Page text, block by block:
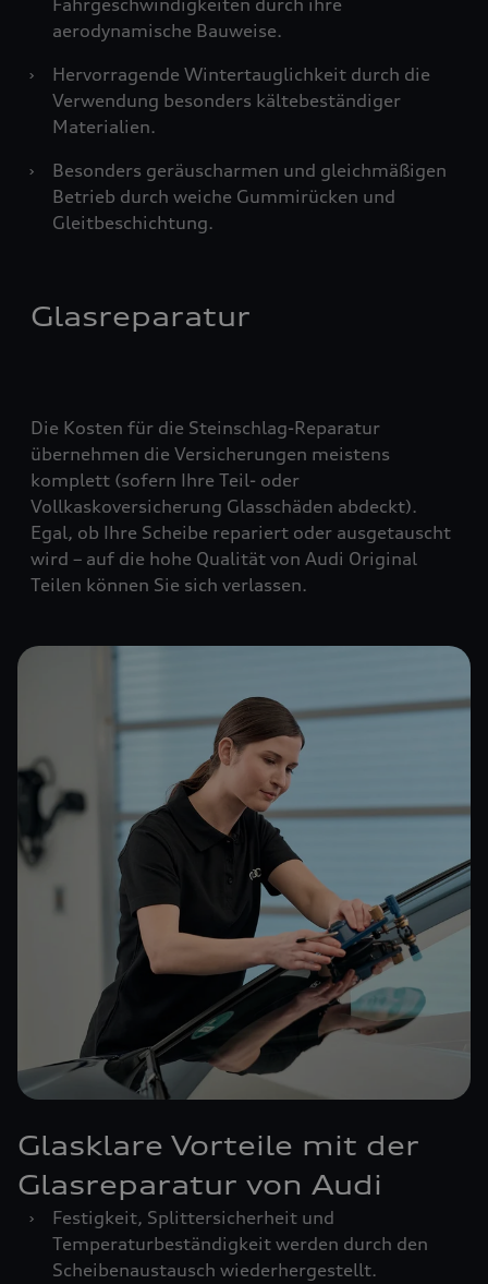
Fahrgeschwindigkeiten durch ihre
aerodynamische Bauweise.
›
Hervorragende Wintertauglichkeit durch die
Verwendung besonders kältebeständiger
Materialien.
›
Besonders geräuscharmen und gleichmäßigen
Betrieb durch weiche Gummirücken und
Gleitbeschichtung.
Glasreparatur
Die Kosten für die Steinschlag-Reparatur
übernehmen die Versicherungen meistens
komplett (sofern Ihre Teil- oder
Vollkaskoversicherung Glasschäden abdeckt).
Egal, ob Ihre Scheibe repariert oder ausgetauscht
wird – auf die hohe Qualität von Audi Original
Teilen können Sie sich verlassen.
Glasklare Vorteile mit der
Glasreparatur von Audi
›
Festigkeit, Splittersicherheit und
Temperaturbeständigkeit werden durch den
Scheibenaustausch wiederhergestellt.